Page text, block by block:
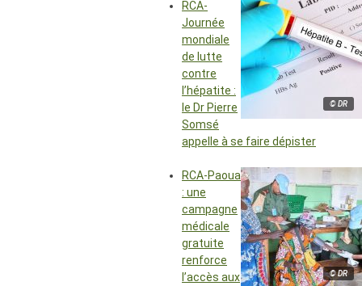
© DR
RCA-
Journée
mondiale
de lutte
contre
l’hépatite :
le Dr Pierre
Somsé
appelle à se faire dépister
© DR
RCA-Paoua
: une
campagne
médicale
gratuite
renforce
l’accès aux